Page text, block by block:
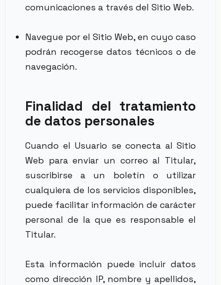
comunicaciones a través del Sitio Web.
Navegue por el Sitio Web, en cuyo caso
podrán recogerse datos técnicos o de
navegación.
Finalidad del tratamiento
de datos personales
Cuando el Usuario se conecta al Sitio
Web para enviar un correo al Titular,
suscribirse a un boletín o utilizar
cualquiera de los servicios disponibles,
puede facilitar información de carácter
personal de la que es responsable el
Titular.
Esta información puede incluir datos
como dirección IP, nombre y apellidos,